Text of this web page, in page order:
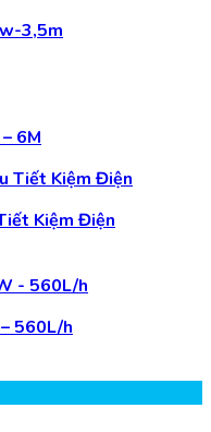
3,5m
6M
Kiệm Điện
560L/h